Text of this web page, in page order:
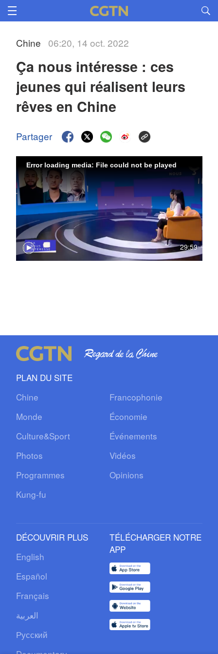
Chine 06:20, 14 oct. 2022
Ça nous intéresse : ces
jeunes qui réalisent leurs
rêves en Chine
Partager
29:59
Error loading media: File could not be played
PLAN DU SITE
Chine
Francophonie
Monde
Économie
Culture&Sport
Événements
Photos
Vidéos
Programmes
Opinions
Kung-fu
DÉCOUVRIR PLUS
English
Español
Français
العربية
Русский
TÉLÉCHARGER NOTRE
APP